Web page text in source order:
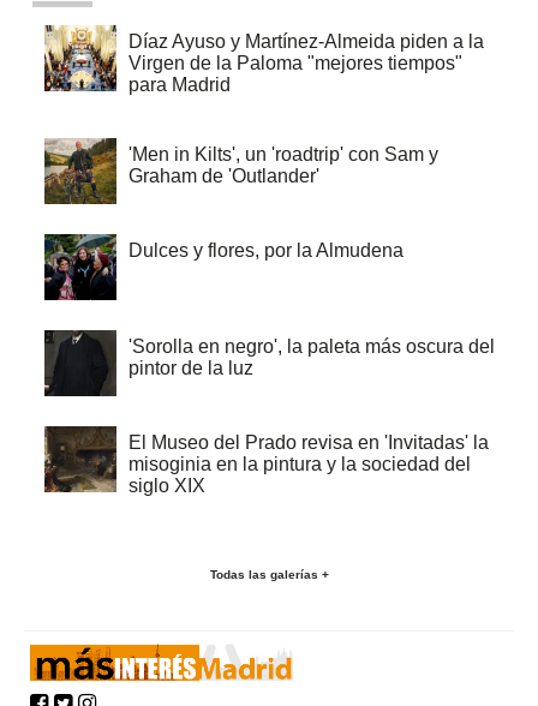
Díaz Ayuso y Martínez-Almeida piden a la
Virgen de la Paloma "mejores tiempos"
para Madrid
'Men in Kilts', un 'roadtrip' con Sam y
Graham de 'Outlander'
Dulces y flores, por la Almudena
'Sorolla en negro', la paleta más oscura del
pintor de la luz
El Museo del Prado revisa en 'Invitadas' la
misoginia en la pintura y la sociedad del
siglo XIX
Todas las galerías +